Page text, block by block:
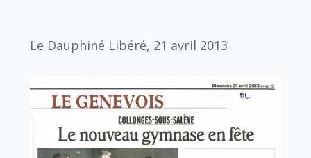
Le Dauphiné Libéré, 21 avril 2013